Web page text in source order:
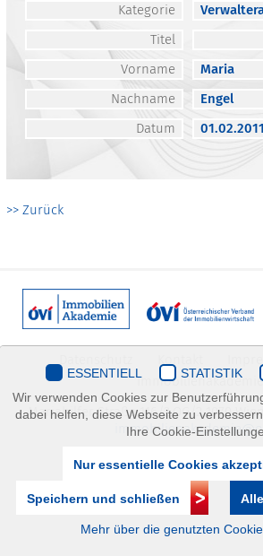
Kategorie
Titel
Vorname
Maria
Nachname
Engel
Datum
01.02.2011
>> Zurück
Immobilienakademie
Mariahilfer Straße 116/2.OG/2 1070
ESSENTIELL STATISTIK
Wir verwenden Cookies zur
dabei helfen, diese Webseite zu
Ihre Cookie-
Nur essentielle Cookies
Speichern und schließen
Mehr über die genutzten